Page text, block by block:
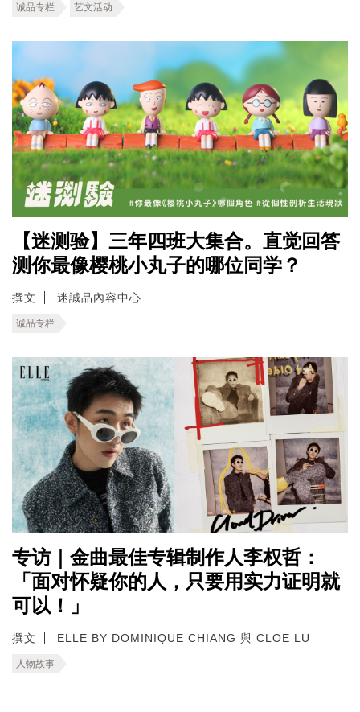
诚品专栏 艺文活动
【迷测验】三年四班大集合。直觉回答
测你最像樱桃小丸子的哪位同学？
撰文 迷誠品內容中心
诚品专栏
专访｜金曲最佳专辑制作人李权哲：
「面对怀疑你的人，只要用实力证明就
可以！」
撰文 ELLE BY DOMINIQUE CHIANG 與 CLOE LU
人物故事